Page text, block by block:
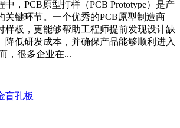
，PCB原型打样（PCB Prototype）是产
关键环节。一个优秀的PCB原型制造商
样板，更能够帮助工程师提前发现设计缺
降低研发成本，并确保产品能够顺利进入
，很多企业在...